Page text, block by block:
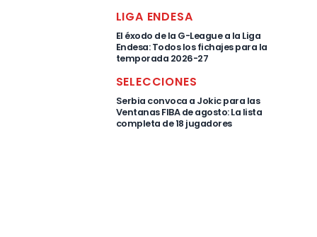
LIGA ENDESA
El éxodo de la G-League a la Liga
Endesa: Todos los fichajes para la
temporada 2026-27
SELECCIONES
Serbia convoca a Jokic para las
Ventanas FIBA de agosto: La lista
completa de 18 jugadores